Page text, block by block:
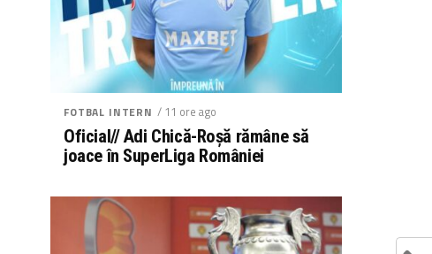
FOTBAL INTERN / 11 ore ago
Oficial// Adi Chică-Roșă rămâne să
joace în SuperLiga României